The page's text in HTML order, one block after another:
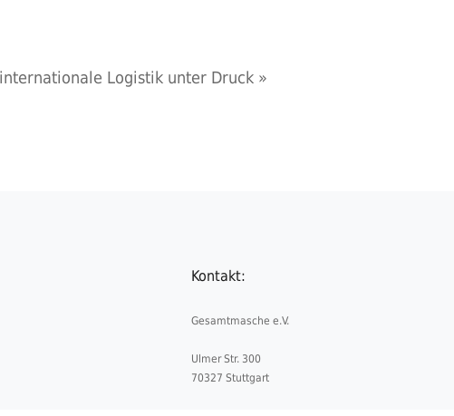
Logistik unter Druck»
Kontakt:
Gesamtmasche e.V.
Ulmer Str. 300
70327 Stuttgart